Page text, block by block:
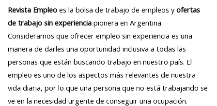
Revista Empleo es la bolsa de trabajo de empleos yofertas
de trabajo sin experiencia pionera en Argentina.
Consideramos que ofrecer empleo sin experiencia es una
manera de darles una oportunidad inclusiva a todas las
personas que están buscando trabajo en nuestro país. El
empleo es uno de los aspectos más relevantes de nuestra
vida diaria, por lo que una persona que no está trabajando se
ve en la necesidad urgente de conseguir una ocupación.